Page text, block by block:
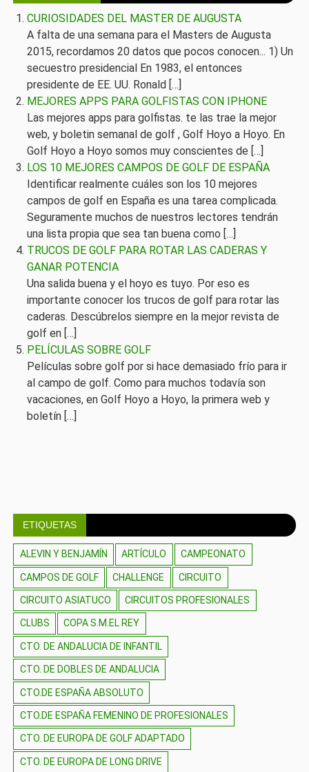
CURIOSIDADES DEL MASTER DE AUGUSTA
A falta de una semana para el Masters de Augusta
2015, recordamos 20 datos que pocos conocen... 1) Un
secuestro presidencial En 1983, el entonces
presidente de EE. UU. Ronald […]
MEJORES APPS PARA GOLFISTAS CON IPHONE
Las mejores apps para golfistas. te las trae la mejor
web, y boletin semanal de golf , Golf Hoyo a Hoyo. En
Golf Hoyo a Hoyo somos muy conscientes de […]
LOS 10 MEJORES CAMPOS DE GOLF DE ESPAÑA
Identificar realmente cuáles son los 10 mejores
campos de golf en España es una tarea complicada.
Seguramente muchos de nuestros lectores tendrán
una lista propia que sea tan buena como […]
TRUCOS DE GOLF PARA ROTAR LAS CADERAS Y
GANAR POTENCIA
Una salida buena y el hoyo es tuyo. Por eso es
importante conocer los trucos de golf para rotar las
caderas. Descúbrelos siempre en la mejor revista de
golf en […]
PELÍCULAS SOBRE GOLF
Películas sobre golf por si hace demasiado frío para ir
al campo de golf. Como para muchos todavía son
vacaciones, en Golf Hoyo a Hoyo, la primera web y
boletín […]
ETIQUETAS
ALEVIN Y BENJAMÍN ARTÍCULO CAMPEONATO
CAMPOS DE GOLF CHALLENGE CIRCUITO
CIRCUITO ASIATUCO CIRCUITOS PROFESIONALES
CLUBS COPA S.M.EL REY
CTO. DE ANDALUCIA DE INFANTIL
CTO. DE DOBLES DE ANDALUCIA
CTO.DE ESPAÑA ABSOLUTO
CTO.DE ESPAÑA FEMENINO DE PROFESIONALES
CTO. DE EUROPA DE GOLF ADAPTADO
CTO. DE EUROPA DE LONG DRIVE